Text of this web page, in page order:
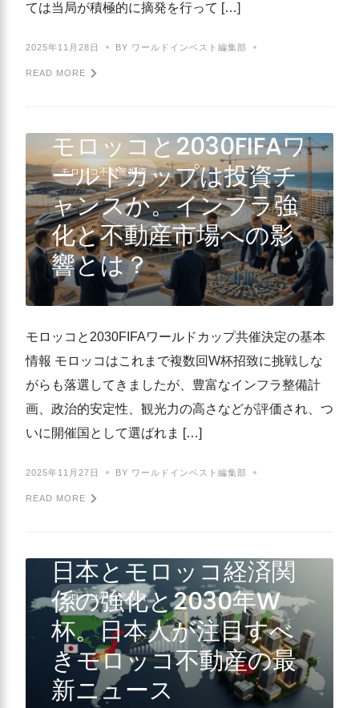
ては当局が積極的に摘発を行って […]
2025年11月28日 BY ワールドインベスト編集部
READ MORE
モロッコ不動産投資
モロッコと2030FIFAワ
ールドカップは投資チ
ャンスか。インフラ強
化と不動産市場への影
響とは？
モロッコと2030FIFAワールドカップ共催決定の基本
情報 モロッコはこれまで複数回W杯招致に挑戦しな
がらも落選してきましたが、豊富なインフラ整備計
画、政治的安定性、観光力の高さなどが評価され、つ
いに開催国として選ばれま […]
2025年11月27日 BY ワールドインベスト編集部
READ MORE
モロッコ不動産投資
日本とモロッコ経済関
係の強化と2030年W
杯。日本人が注目すべ
きモロッコ不動産の最
新ニュース